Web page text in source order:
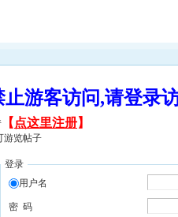
止游客访问,请登
【 点这里注册】
游览帖子
登录
用户名
密 码